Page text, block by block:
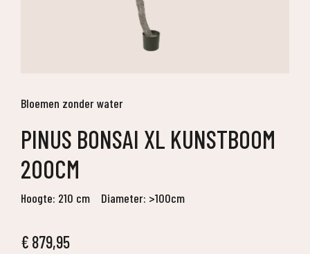
Bloemen zonder water
PINUS BONSAI XL KUNSTBOOM
200CM
Hoogte: 210 cm Diameter: >100cm
€ 879,95